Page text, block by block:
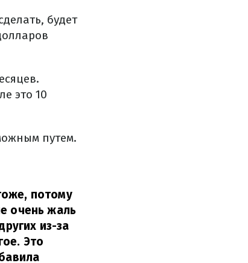
будет
это 10
путем.
потому
очень жаль
из-за
Это